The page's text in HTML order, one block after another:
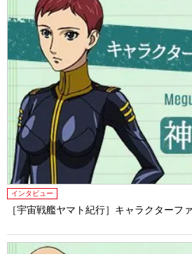
インタビュー
［宇宙戦艦ヤマト紀行］キャラクターフ